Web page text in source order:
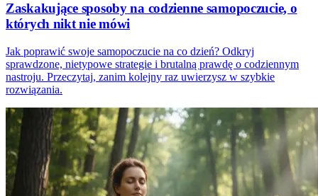
Zaskakujące sposoby na codzienne samopoczucie, o
których nikt nie mówi
Jak poprawić swoje samopoczucie na co dzień? Odkryj
sprawdzone, nietypowe strategie i brutalną prawdę o codziennym
nastroju. Przeczytaj, zanim kolejny raz uwierzysz w szybkie
rozwiązania.